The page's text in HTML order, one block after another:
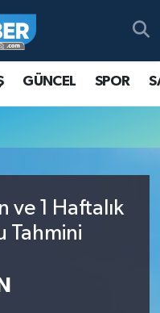
GÜNCEL SPOR
ve 1 Haftalık
Tahmini
Fikstür